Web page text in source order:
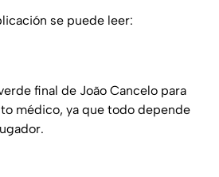
se puede leer:
final de João Cancelo para
médico, ya que todo depende